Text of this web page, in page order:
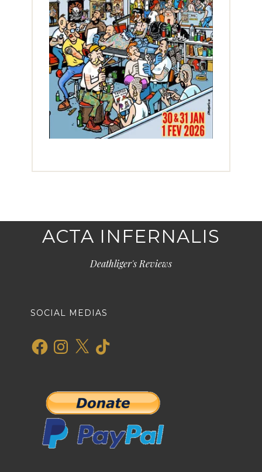
ACTA INFERNALIS
Deathliger's Reviews
SOCIAL MEDIAS
FacebookInstagram
X TikTok